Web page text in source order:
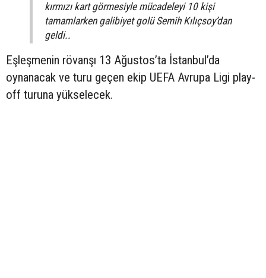
kırmızı kart görmesiyle mücadeleyi 10 kişi
tamamlarken galibiyet golü Semih Kılıçsoy’dan
geldi..
Eşleşmenin rövanşı 13 Ağustos’ta İstanbul’da
oynanacak ve turu geçen ekip UEFA Avrupa Ligi play-
off turuna yükselecek.